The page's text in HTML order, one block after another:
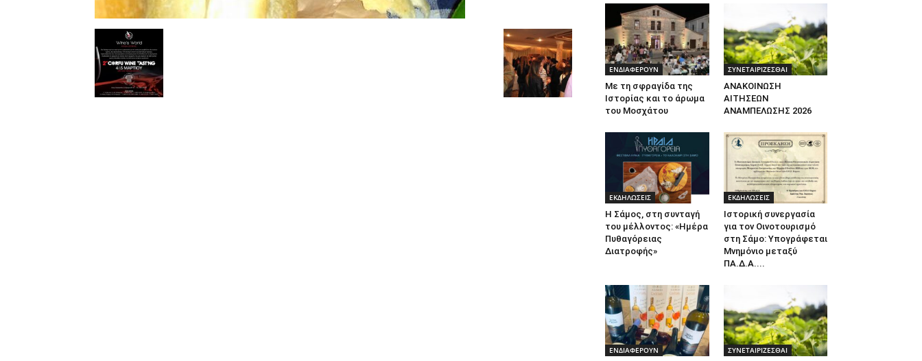
ΕΝΔΙΑΦΕΡΟΥΝ
Με τη σφραγίδα της
Ιστορίας και το άρωμα
του Μοσχάτου
ΣΥΝΕΤΑΙΡΙΖΕΣΘΑΙ
ΑΝΑΚΟΙΝΩΣΗ
ΑΙΤΗΣΕΩΝ
ΑΝΑΜΠΕΛΩΣΗΣ 2026
ΕΚΔΗΛΩΣΕΙΣ
Η Σάμος, στη συνταγή
του μέλλοντος: «Ημέρα
Πυθαγόρειας
Διατροφής»
ΕΚΔΗΛΩΣΕΙΣ
Ιστορική συνεργασία
για τον Οινοτουρισμό
στη Σάμο: Υπογράφεται
Μνημόνιο μεταξύ
ΠΑ.Δ.Α....
ΕΝΔΙΑΦΕΡΟΥΝ ΣΥΝΕΤΑΙΡΙΖΕΣΘΑΙ